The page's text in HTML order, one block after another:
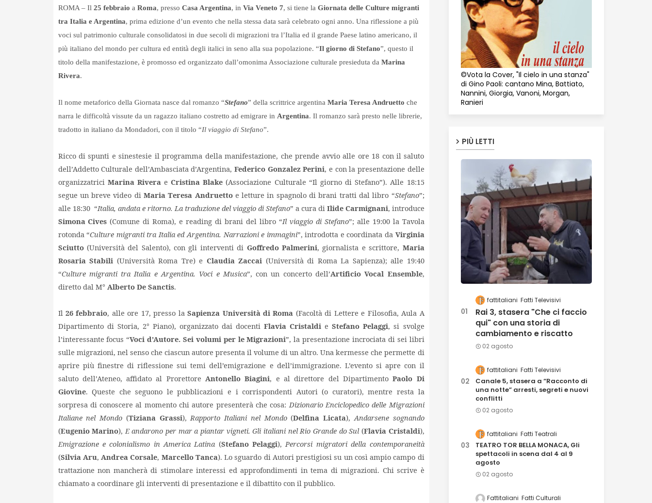
ROMA – Il 25 febbraio a Roma, presso Casa Argentina, in Via Veneto 7, si tiene la Giornata delle Culture migranti
tra Italia e Argentina, prima edizione d’un evento che nella stessa data sarà celebrato ogni anno. Una riflessione a più
voci sul patrimonio culturale consolidatosi in due secoli di migrazioni tra l’Italia ed il grande Paese latino americano, il
più italiano del mondo per cultura ed entità degli italici in seno alla sua popolazione. “Il giorno di Stefano”, questo il
titolo della manifestazione, è promosso ed organizzato dall’omonima Associazione culturale presieduta da Marina
Rivera.
Il nome metaforico della Giornata nasce dal romanzo “Stefano” della scrittrice argentina Maria Teresa Andruetto che
narra le difficoltà vissute da un ragazzo italiano costretto ad emigrare in Argentina. Il romanzo sarà presto nelle librerie,
tradotto in italiano da Mondadori, con il titolo “Il viaggio di Stefano”.
Ricco di spunti e sinestesie il programma della manifestazione, che prende avvio alle ore 18 con il saluto
dell’Addetto Culturale dell’Ambasciata d’Argentina,Federico Gonzalez Perini, e con la presentazione delle
organizzatrici Marina RiveraeCristina Blake (Associazione Culturale “Il giorno di Stefano”). Alle 18:15
segue un breve video di Maria Teresa Andruettoe letture in spagnolo di brani tratti dal libro “Stefano”;
alle 18:30 “Italia, andata e ritorno. La traduzione del viaggio di Stefano” a cura di Ilide Carmignani, introduce
Simona Cives (Comune di Roma), e reading di brani del libro “Il viaggio di Stefano”; alle 19:00 la Tavola
rotonda “Culture migranti tra Italia ed Argentina. Narrazioni e immagini”, introdotta e coordinata da Virginia
Sciutto(Università del Salento), con gli interventi di Goffredo Palmerini, giornalista e scrittore, Maria
Rosaria Stabili (Università Roma Tre) e Claudia Zaccai (Università di Roma La Sapienza); alle 19:40
“Culture migranti tra Italia e Argentina. Voci e Musica”, con un concerto dell’Artificio Vocal Ensemble,
diretto dal M° Alberto De Sanctis.
Il 26 febbraio, alle ore 17, presso laSapienza Università di Roma (Facoltà di Lettere e Filosofia, Aula A
Dipartimento di Storia, 2° Piano), organizzato dai docentiFlavia Cristaldi eStefano Pelaggi, si svolge
l’interessante focus “Voci d’Autore. Sei volumi per le Migrazioni”, la presentazione incrociata di sei libri
sulle migrazioni, nel senso che ciascun autore presenta il volume di un altro. Una kermesse che permette di
aprire più finestre di riflessione sui temi dell’emigrazione e dell’immigrazione. L’evento si apre con il
saluto dell’Ateneo, affidato al ProrettoreAntonello Biagini, e al direttore del DipartimentoPaolo Di
Giovine. Queste che seguono le pubblicazioni e i corrispondenti Autori (o curatori), mentre resta la
sorpresa di conoscere al momento chi autore presenterà che cosa:Dizionario Enciclopedico delle Migrazioni
Italiane nel Mondo (Tiziana Grassi),Rapporto Italiani nel Mondo(Delfina Licata),Andarsene sognando
(Eugenio Marino),E andarono per mar a piantar vigneti. Gli italiani nel Rio Grande do Sul(Flavia Cristaldi),
Emigrazione e colonialismo in America Latina(Stefano Pelaggi),Percorsi migratori della contemporaneità
(Silvia Aru, Andrea Corsale, Marcello Tanca). Lo sguardo di Autori prestigiosi su un così ampio campo di
trattazione non mancherà di stimolare interessi ed approfondimenti in tema di migrazioni. Chi scrive è
chiamato a coordinare gli interventi di presentazione e il dibattito con il pubblico.
©Vota la Cover, "Il cielo in una stanza"
di Gino Paoli: cantano Mina, Battiato,
Nannini, Giorgia, Vanoni, Morgan,
Ranieri
PIÙ LETTI
fattitaliani Fatti Televisivi
Rai 3, stasera "Che ci faccio
qui" con una storia di
cambiamento e riscatto
02 agosto
fattitaliani Fatti Televisivi
Canale 5, stasera a “Racconto di
una notte” arresti, segreti e nuovi
conflitti
02 agosto
fattitaliani Fatti Teatrali
TEATRO TOR BELLA MONACA, Gli
spettacoli in scena dal 4 al 9
agosto
02 agosto
Fattitaliani Fatti Culturali